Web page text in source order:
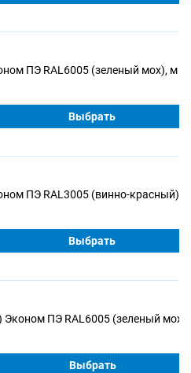
ПЭ RAL6005 (зеленый мох), м
Выбрать
ПЭ RAL3005 (винно-красный), м
Выбрать
Эконом ПЭ RAL6005 (зеленый
Выбрать